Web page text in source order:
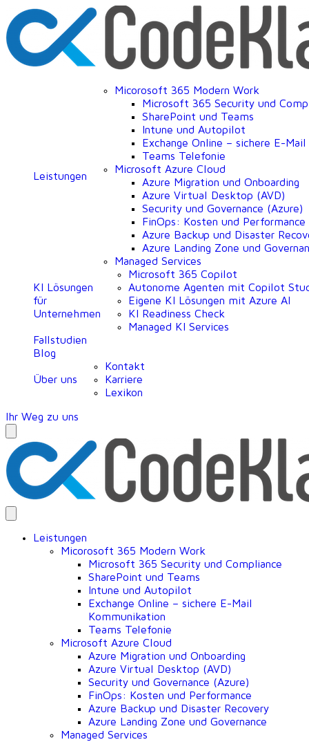
Leistungen
Micorosoft 365 Modern Work
Microsoft 365 Security und
SharePoint und Teams
Intune und Autopilot
Exchange Online – sichere E-
Teams Telefonie
Microsoft Azure Cloud
Azure Migration und Onboarding
Azure Virtual Desktop (AVD)
Security und Governance (Azure)
FinOps: Kosten und Performance
Azure Backup und Disaster
Azure Landing Zone und
Managed Services
KI Lösungen
für
Unternehmen
Microsoft 365 Copilot
Autonome Agenten mit Copilot
Eigene KI Lösungen mit Azure AI
KI Readiness Check
Managed KI Services
Fallstudien
Blog
Über uns
Kontakt
Karriere
Lexikon
Ihr Weg zu uns
Leistungen
Micorosoft 365 Modern Work
Microsoft 365 Security und Compliance
SharePoint und Teams
Intune und Autopilot
Exchange Online – sichere E-Mail
Kommunikation
Teams Telefonie
Microsoft Azure Cloud
Azure Migration und Onboarding
Azure Virtual Desktop (AVD)
Security und Governance (Azure)
FinOps: Kosten und Performance
Azure Backup und Disaster Recovery
Azure Landing Zone und Governance
Managed Services